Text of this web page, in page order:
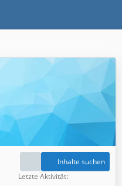
Inhalte suchen
Letzte Aktivität